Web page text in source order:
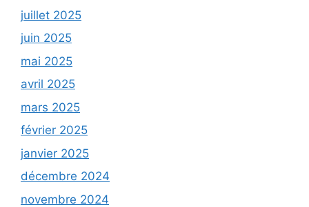
juillet 2025
juin 2025
mai 2025
avril 2025
mars 2025
février 2025
janvier 2025
décembre 2024
novembre 2024